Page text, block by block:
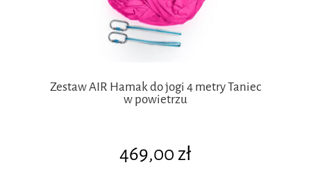
Zestaw AIR Hamak do jogi 4 metry Taniec
w powietrzu
469,00 zł